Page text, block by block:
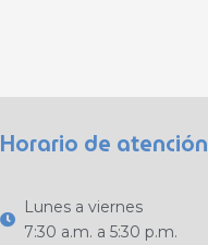
Horario de atención
Lunes a viernes
7:30 a.m. a 5:30 p.m.